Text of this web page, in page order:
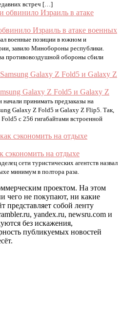
встреч […]
Израиль в атаке военных
военные позиции в южном и
завило Минобороны республики.
противовоздушной обороны сбили
Galaxy Z Fold5 и Galaxy Z
начали принимать предзаказы на
Galaxy Z Fold5 и Galaxy Z Flip5. Так,
с 256 гигабайтами встроенной
сэкономить на отдыхе
сети туристических агентств назвал
минимум в полтора раза.
проектом. На этом
чего не покупают, ни какие
представляет собой ленту
yandex.ru, newsru.com и
без искажения,
публикуемых новостей